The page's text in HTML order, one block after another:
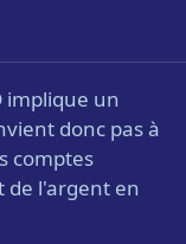
implique un
donc pas à
comptes
de l'argent en